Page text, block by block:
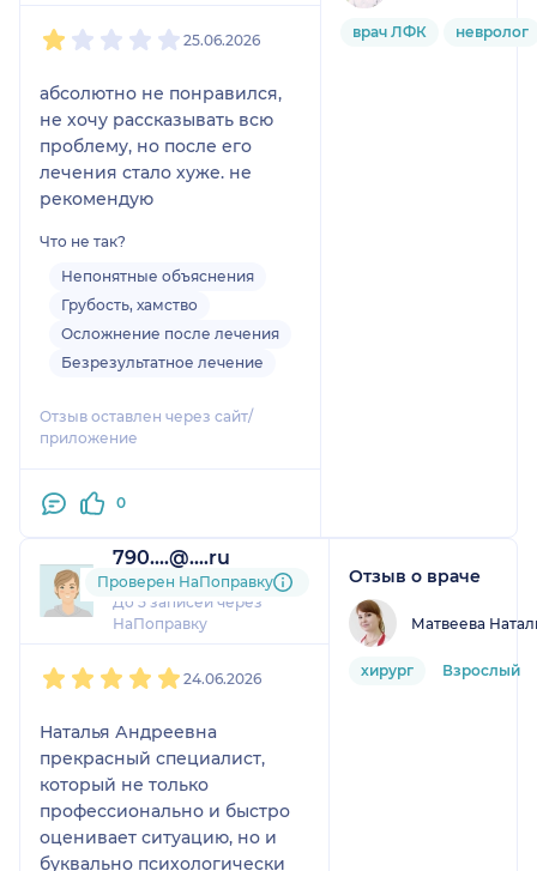
25.06.2026
абсолютно не понравился,
не хочу рассказывать всю
проблему, но после его
лечения стало хуже. не
рекомендую
Что не так?
Непонятные объяснения
Грубость, хамство
Осложнение после лечения
Безрезультатное лечение
Отзыв оставлен через сайт/
приложение
0
врач ЛФК невролог
790....@....ru
2 отзыва
До 5 записей через
НаПоправку
Проверен НаПоправку
24.06.2026
Наталья Андреевна
прекрасный специалист,
который не только
профессионально и быстро
оценивает ситуацию, но и
буквально психологически
Отзыв о враче
Матвеева
хирург Взрослый